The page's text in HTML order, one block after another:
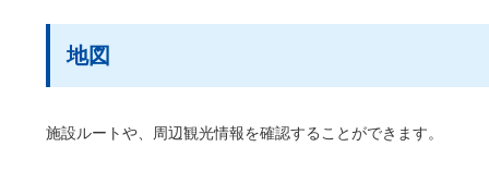
地図
施設ルートや、周辺観光情報を確認することができます。